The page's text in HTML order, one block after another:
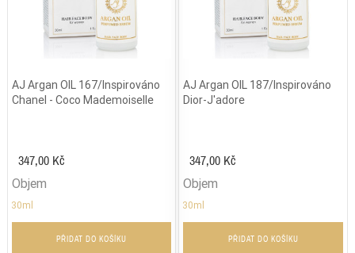
AJ Argan OIL 167/Inspirováno
Chanel - Coco Mademoiselle
347,00 Kč
Objem
30ml
PŘIDAT DO KOŠÍKU
AJ Argan OIL 187/Inspirováno
Dior-J'adore
347,00 Kč
Objem
30ml
PŘIDAT DO KOŠÍKU